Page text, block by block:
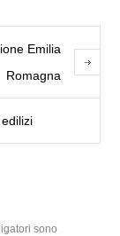
Emilia
Romagna
sono